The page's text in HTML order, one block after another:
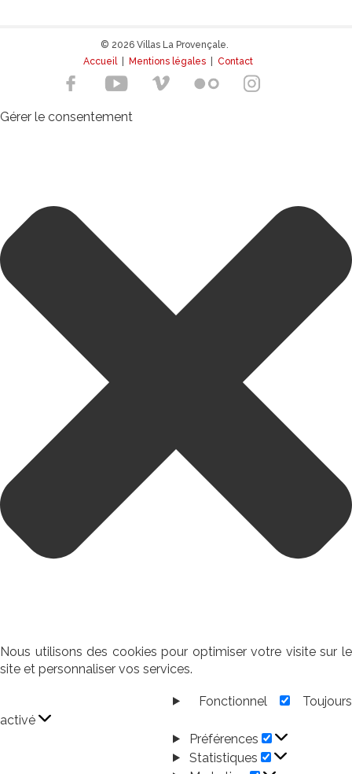
© 2026 Villas La Provençale.
Accueil| Mentions légales Contact
Gérer le consentement
Nous utilisons des cookies pour optimiser votre visite sur le
site et personnaliser vos services.
Fonctionnel
Toujours
activé
Préférences
Statistiques